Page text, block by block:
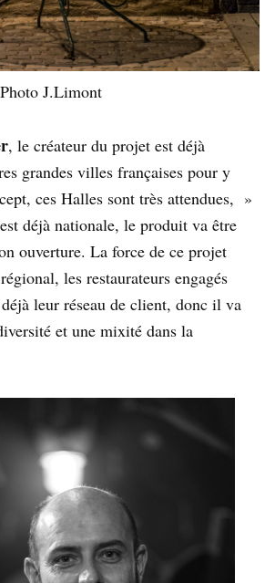
J.Limont
, le créateur du projet est déjà
grandes villes françaises pour y
ces Halles sont très attendues, »
déjà nationale, le produit va être
ouverture. La force de ce projet
les restaurateurs engagés
leur réseau de client, donc il va
et une mixité dans la